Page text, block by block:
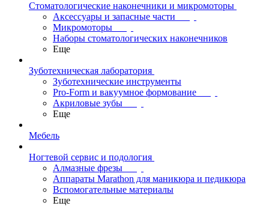
Стоматологические наконечники и микромоторы
Аксессуары и запасные части
Микромоторы
Наборы стоматологических наконечников
Еще
Зуботехническая лаборатория
Зуботехнические инструменты
Pro-Form и вакуумное формование
Акриловые зубы
Еще
Мебель
Ногтевой сервис и подология
Алмазные фрезы
Аппараты Marathon для маникюра и педикюра
Вспомогательные материалы
Еще